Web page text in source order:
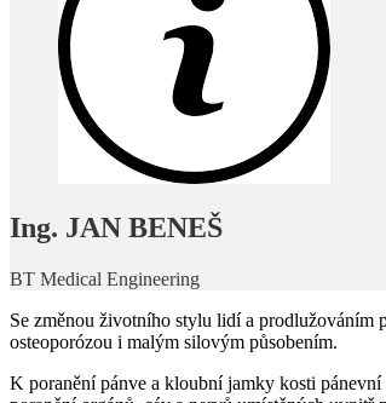
Ing. JAN BENEŠ
BT Medical Engineering
Se změnou životního stylu lidí a prodlužováním
osteoporózou i malým silovým působením.
K poranění pánve a kloubní jamky kosti